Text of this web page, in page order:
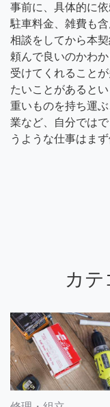
事前に、具体的に
駐車料金、雑費も
相談をしてから本
頼んで良いのかわ
受けてくれること
たいことがあると
重いものを持ち運
業など、自分では
うような仕事はま
カテ